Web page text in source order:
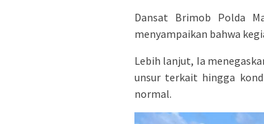
Dansat Brimob Polda
menyampaikan bahwa
Lebih lanjut, Ia
unsur terkait hingga
normal.